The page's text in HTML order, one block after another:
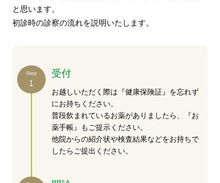
と思います。
初診時の診察の流れを説明いたします。
Step
1
受付
お越しいただく際は『健康保険証』を忘れず
にお持ちください。
普段飲まれているお薬がありましたら、『お
薬手帳』もご提示ください。
他院からの紹介状や検査結果などをお持ちで
したらご提出ください。